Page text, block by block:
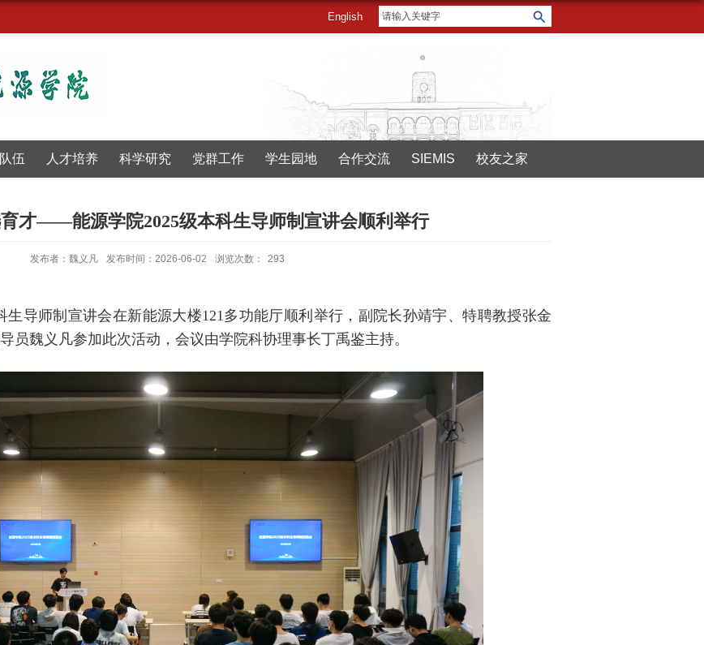
English
伍 人才培养 科学研究 党群工作 学生园地 合作交流 SIEMIS 校友之家
才——能源学院2025级本科生导师制宣讲会顺利举行
发布者：魏义凡 发布时间：2026-06-02 浏览次数： 293
导师制宣讲会在新能源大楼121多功能厅顺利举行，副院长孙靖宇、特聘教授张金
员魏义凡参加此次活动，会议由学院科协理事长丁禹鉴主持。